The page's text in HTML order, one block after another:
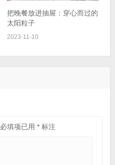
把晚餐放进抽屉：穿心而过的
太阳粒子
2023-11-10
必填项已用 *标注